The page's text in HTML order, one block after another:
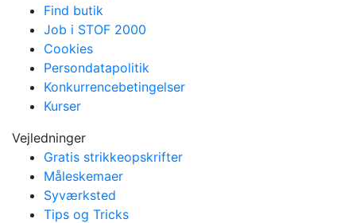
Find butik
Job i STOF 2000
Cookies
Persondatapolitik
Konkurrencebetingelser
Kurser
Vejledninger
Gratis strikkeopskrifter
Måleskemaer
Syværksted
Tips og Tricks